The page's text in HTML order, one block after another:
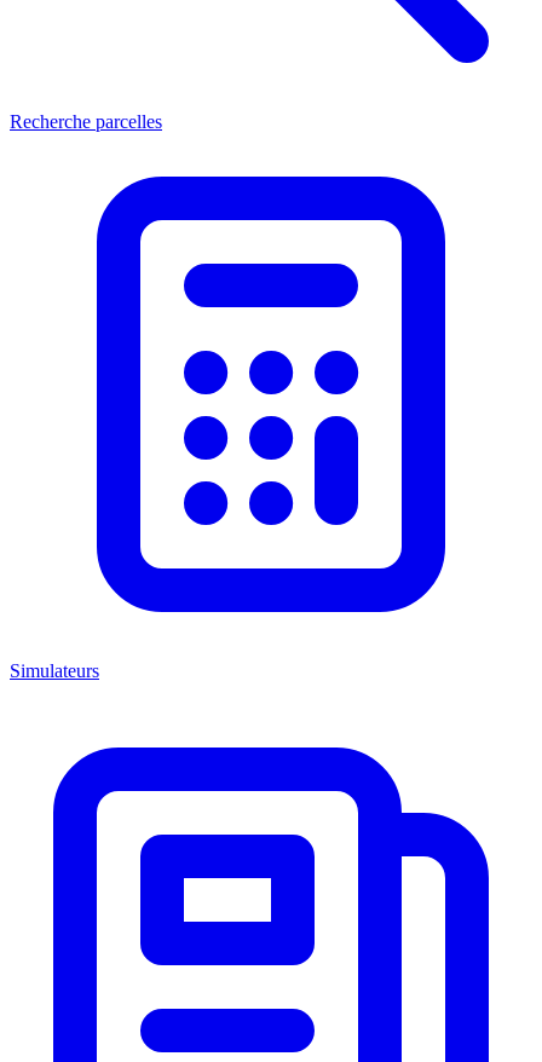
Recherche parcelles
Simulateurs